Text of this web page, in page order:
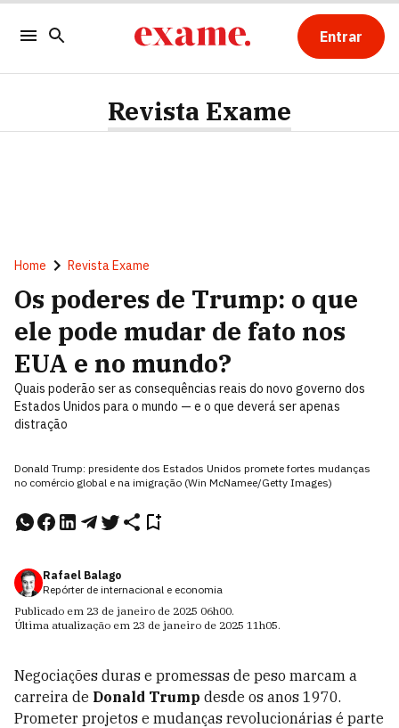
Entrar
Revista Exame
Home Revista Exame
Os poderes de Trump: o que
ele pode mudar de fato nos
EUA e no mundo?
Quais poderão ser as consequências reais do novo governo dos
Estados Unidos para o mundo — e o que deverá ser apenas
distração
Donald Trump: presidente dos Estados Unidos promete fortes mudanças
no comércio global e na imigração (Win McNamee/Getty Images)
Rafael Balago
Repórter de internacional e economia
Publicado em 23 de janeiro de 2025 06h00.
Última atualização em 23 de janeiro de 2025 11h05.
Negociações duras e promessas de peso marcam a
carreira de Donald Trump desde os anos 1970.
Prometer projetos e mudanças revolucionárias é parte